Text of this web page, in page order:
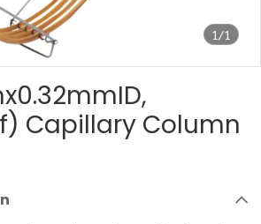
1/1
Capillary Column